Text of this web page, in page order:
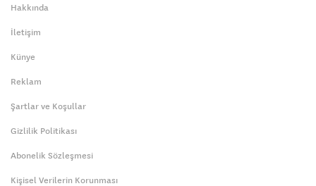
Hakkında
İletişim
Künye
Reklam
Şartlar ve Koşullar
Gizlilik Politikası
Abonelik Sözleşmesi
Kişisel Verilerin Korunması